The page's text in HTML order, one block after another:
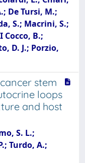
De Tursi, M.;
S.; Macrini, S.;
B.;
D. J.; Porzio,
stem
loops
and host
S. L.;
Turdo, A.;